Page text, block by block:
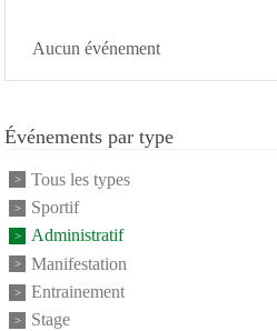
Aucun événement
Événements par type
Tous les types
Sportif
Administratif
Manifestation
Entrainement
Stage